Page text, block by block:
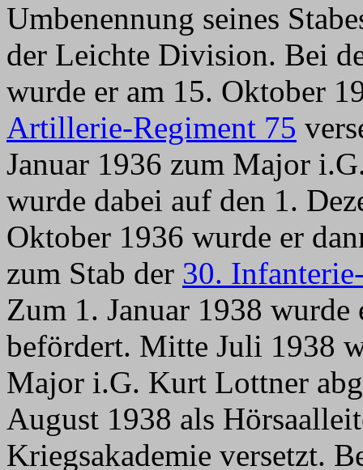
Umbenennung seines
der Leichte Division. Bei
wurde er am 15. Oktober
Artillerie-Regiment 75
Januar 1936 zum Major
wurde dabei auf den 1.
Oktober 1936 wurde er
zum Stab der 30.
Zum 1. Januar 1938
befördert. Mitte Juli 1938
Major i.G. Kurt Lottner
August 1938 als
Kriegsakademie versetzt.